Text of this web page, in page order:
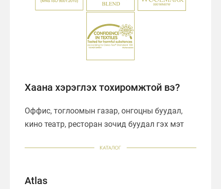
Хаана хэрэглэх тохиромжтой вэ?
Oффис, тоглоомын газар, онгоцны буудал,
кино театр, ресторан зочид буудал гэх мэт
Atlas